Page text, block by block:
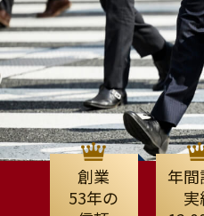
創業
53年の
年間